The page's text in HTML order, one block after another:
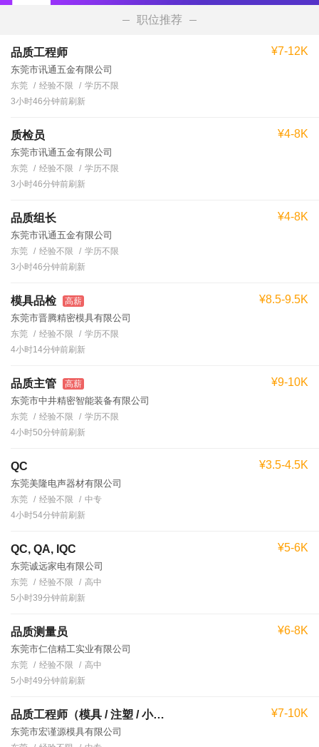
职位推荐
品质工程师
东莞市讯通五金有限公司
¥7-12K
东莞 经验不限
学历不限
3小时46分钟前刷新
质检员
东莞市讯通五金有限公司
¥4-8K
东莞 经验不限
学历不限
3小时46分钟前刷新
品质组长
东莞市讯通五金有限公司
¥4-8K
东莞 经验不限
学历不限
3小时46分钟前刷新
模具品检 高薪
东莞市晋腾精密模具有限公司
¥8.5-9.5K
东莞 经验不限
学历不限
4小时14分钟前刷新
品质主管 高薪
东莞市中井精密智能装备有限公司
¥9-10K
东莞 经验不限
学历不限
4小时50分钟前刷新
QC
东莞美隆电声器材有限公司
¥3.5-4.5K
东莞 经验不限
中专
4小时54分钟前刷新
QC, QA, IQC
东莞诚远家电有限公司
¥5-6K
东莞 经验不限
高中
5小时39分钟前刷新
品质测量员
东莞市仁信精工实业有限公司
¥6-8K
东莞 经验不限
高中
5小时49分钟前刷新
品质工程师（模具 / 注塑 / 小家电）
东莞市宏谨源模具有限公司
¥7-10K